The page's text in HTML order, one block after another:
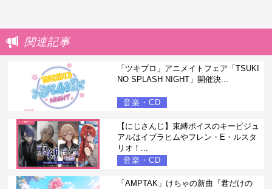
関連記事
「ツキプロ」アニメイトフェア「TSUKI
NO SPLASH NIGHT」開催決...
音楽・CD
【にじさんじ】束縛ボイスのキービジュ
アルはイブラヒムやフレン・E・ルスタ
リオ！...
音楽・CD
「AMPTAK」けちゃの新曲『君だけの